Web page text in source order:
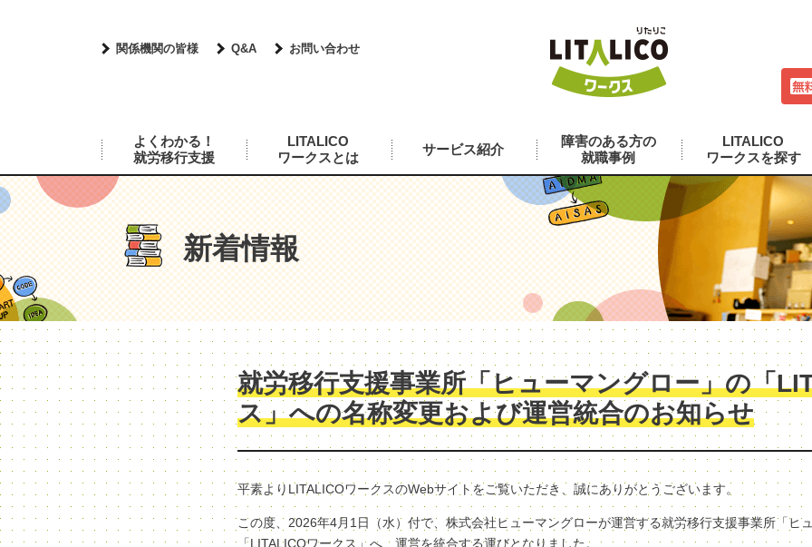
関係機関の皆様 Q&A お問い合わせ
よくわかる！
就労移行支援
LITALICO
ワークスとは
サービス紹介
障害のある方の
就職事例
LITALICO
ワークスを探す
新着情報
就労移行支援事業所「ヒューマングロー」の「
ス」への名称変更および運営統合のお知らせ
平素よりLITALICOワークスのWebサイトをご覧いただき、誠にありがとうございます。
この度、2026年4月1日（水）付で、株式会社ヒューマングローが運営する就労移行支援事業所「ヒ
「LITALICOワークス」へ、運営を統合する運びとなりました。